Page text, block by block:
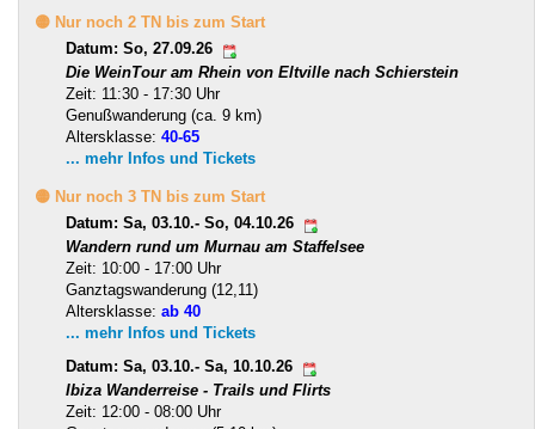
🟡 Nur noch 2 TN bis zum Start
Datum: So, 27.09.26
Die WeinTour am Rhein von Eltville nach Schierstein
Zeit: 11:30 - 17:30 Uhr
Genußwanderung (ca. 9 km)
Altersklasse: 40-65
... mehr Infos und Tickets
🟡 Nur noch 3 TN bis zum Start
Datum: Sa, 03.10.- So, 04.10.26
Wandern rund um Murnau am Staffelsee
Zeit: 10:00 - 17:00 Uhr
Ganztagswanderung (12,11)
Altersklasse: ab 40
... mehr Infos und Tickets
Datum: Sa, 03.10.- Sa, 10.10.26
Ibiza Wanderreise - Trails und Flirts
Zeit: 12:00 - 08:00 Uhr